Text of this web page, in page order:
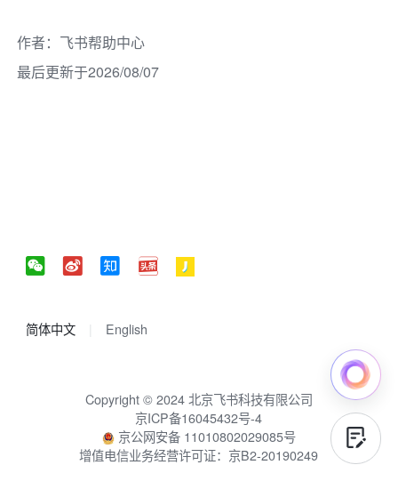
作者： 飞书帮助中心
最后更新于2026/08/07
简体中文 English
Copyright © 2024 北京飞书科技有限公司
京ICP备16045432号-4
京公网安备 11010802029085号
增值电信业务经营许可证：京B2-20190249